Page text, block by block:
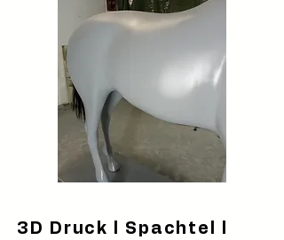
3D Druck l Spachtel l